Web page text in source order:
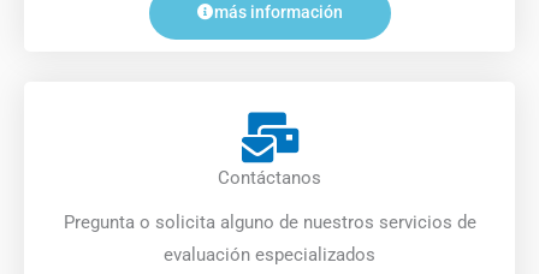
más información
Contáctanos
Pregunta o solicita alguno de nuestros servicios de
evaluación especializados